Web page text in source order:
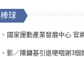
棒球
國家運動產業發展中心 官網與品牌識
影／陳鏞基引退哽咽謝3個媽媽 最大